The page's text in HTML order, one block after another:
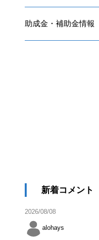
助成金・補助金情報
新着コメント
2026/08/08
alohays